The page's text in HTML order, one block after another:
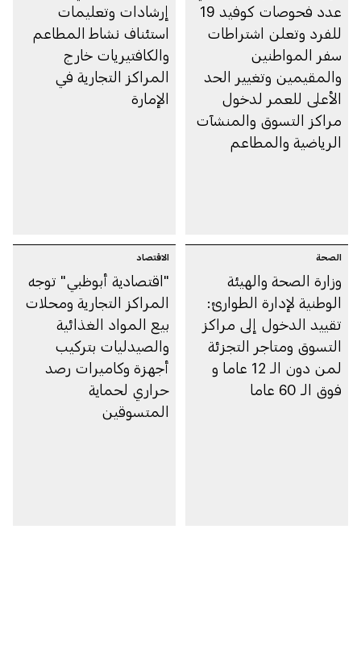
عدد فحوصات كوفيد 19
للفرد وتعلن اشتراطات
سفر المواطنين
والمقيمين وتغيير الحد
الأعلى للعمر لدخول
مراكز التسوق والمنشآت
الرياضية والمطاعم
إرشادات وتعليمات
استئناف نشاط المطاعم
والكافتيريات خارج
المراكز التجارية في
الإمارة
الصحة
وزارة الصحة والهيئة
الوطنية لإدارة الطوارئ:
تقييد الدخول إلى مراكز
التسوق ومتاجر التجزئة
لمن دون الـ 12 عاما و
فوق الـ 60 عاما
الاقتصاد
"اقتصادية أبوظبي" توجه
المراكز التجارية ومحلات
بيع المواد الغذائية
والصيدليات بتركيب
أجهزة وكاميرات رصد
حراري لحماية
المتسوقين